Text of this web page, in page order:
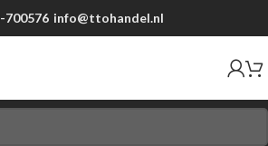
700576 info@ttohandel.nl